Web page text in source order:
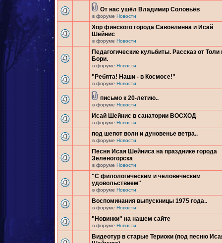
От нас ушёл Владимир Соловьёв
в форуме Новости
Хор финского города Савонлинна и Исай
Шейнис
в форуме Новости
Педагогические кульбиты. Рассказ от Толи
Бори.
в форуме Новости
"Ребята! Наши - в Космосе!"
в форуме Новости
письмо к 20-летию..
в форуме Новости
Исай Шейнис в санатории ВОСХОД
в форуме Новости
под шепот волн и дуновенье ветра..
в форуме Новости
Песня Исая Шейниса на празднике города
Зеленогорска
в форуме Новости
"С филологическим и человеческим
удовольствием"
в форуме Новости
Воспоминания выпускницы 1975 года..
в форуме Новости
"Новинки" на нашем сайте
в форуме Новости
Видеотур в старые Териоки (под песню